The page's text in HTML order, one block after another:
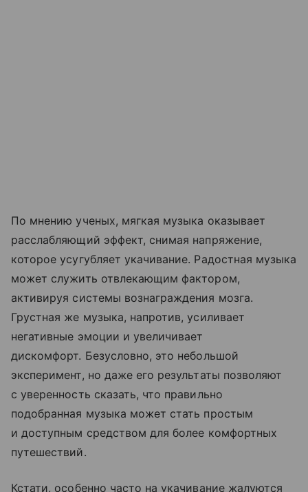
По мнению ученых, мягкая музыка оказывает
расслабляющий эффект, снимая напряжение,
которое усугубляет укачивание. Радостная музыка
может служить отвлекающим фактором,
активируя системы вознаграждения мозга.
Грустная же музыка, напротив, усиливает
негативные эмоции и увеличивает
дискомфорт. Безусловно, это небольшой
эксперимент, но даже его результаты позволяют
с уверенность сказать, что правильно
подобранная музыка может стать простым
и доступным средством для более комфортных
путешествий.
Кстати, особенно часто на укачивание жалуются